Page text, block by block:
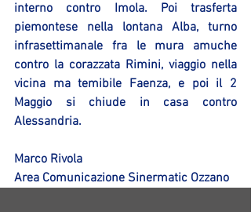
interno contro Imola. Poi trasferta
piemontese nella lontana Alba, turno
infrasettimanale fra le mura amuche
contro la corazzata Rimini, viaggio nella
vicina ma temibile Faenza, e poi il 2
Maggio si chiude in casa contro
Alessandria.
Marco Rivola
Area Comunicazione Sinermatic Ozzano